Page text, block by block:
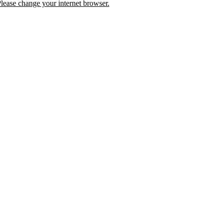
change your internet browser.